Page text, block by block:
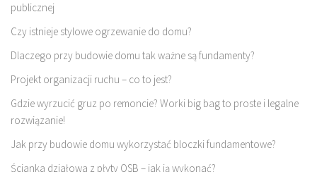
publicznej
Czy istnieje stylowe ogrzewanie do domu?
Dlaczego przy budowie domu tak ważne są fundamenty?
Projekt organizacji ruchu – co to jest?
Gdzie wyrzucić gruz po remoncie? Worki big bag to proste i legalne
rozwiązanie!
Jak przy budowie domu wykorzystać bloczki fundamentowe?
Ścianka działowa z płyty OSB – jak ją wykonać?